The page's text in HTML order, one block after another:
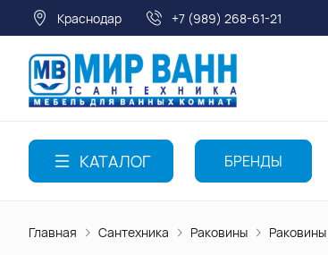
Краснодар +7 (989) 268-61-21
КАТАЛОГ БРЕНДЫ
Главная Сантехника Раковины